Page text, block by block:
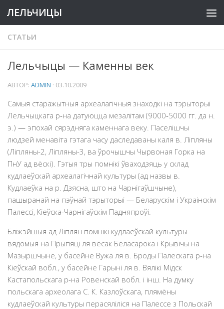
ЛЕЛЬЧИЦЫ
СТАТЬИ
Лельчыцы — Каменны век
АВТОР: ADMIN · 03.10.2009
Самыя старажытныя археалагічныя знаходкi на тэрыторыі
Лельчыцкага р-на датуюцца мезалітам (9000-5000 гг. да н.
э.) — эпохай сярэдняга каменнага веку. Паселiшчы
людзей менавiта гэтага часу даследаваны каля в. Лiпляны
(Ліпляны-2, Ліпляны-3, ва ўрочышчы Чырвоная Горка на
ПнУ ад вёскі). Гэтыя тры помнiкi ўваходзяць у склад
кудлаеўскай археалагiчнай культуры (ад назвы в.
Кудлаеўка на р. Дзясна, што на Чарнiгаўшчыне),
пашыранай на пэўнай тэрыторыі — Беларускiм i Украiнскiм
Палессi, Кiеўска-Чарнiгаўскiм Падняпроўi.
Блiжэйшыя ад Лiплян помнiкi кудлаеўскай культуры
вядомыя на Прыпяцi ля вёсак Беласарока і Крывiчы на
Мазыршчыне, у басейне Вужа ля в. Броды Палескага р-на
Кiеўскай вобл., у басейне Гарынi ля в. Вялiкi Мiдск
Кастапольскага р-на Ровенскай вобл. i iнш. На думку
польскага археолага С. К. Казлоўскага, плямёны
кудлаеўскай культуры перасялiлiся на Палессе з Польскай